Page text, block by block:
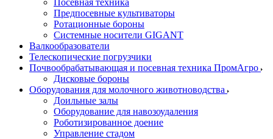
Посевная техника
Предпосевные культиваторы
Ротационные бороны
Системные носители GIGANT
Валкообразователи
Телескопические погрузчики
Почвообрабатывающая и посевная техника ПромАгро
Дисковые бороны
Оборудования для молочного животноводства
Доильные залы
Оборудование для навозоудаления
Роботизированное доение
Управление стадом